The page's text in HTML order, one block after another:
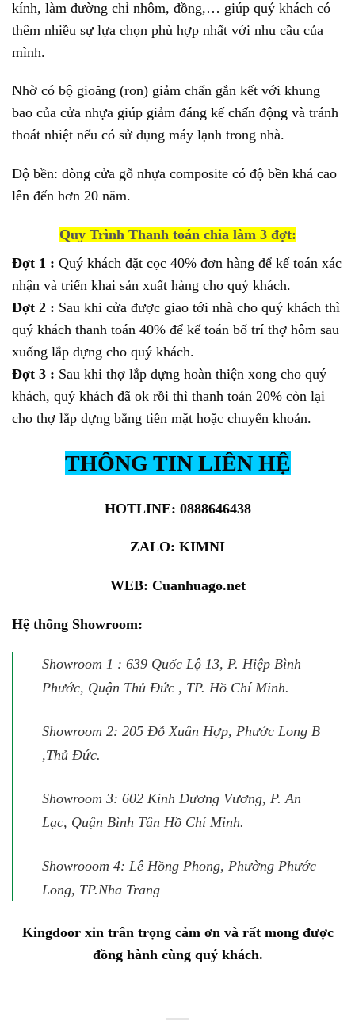
kính, làm đường chỉ nhôm, đồng,… giúp quý khách có
thêm nhiều sự lựa chọn phù hợp nhất với nhu cầu của
mình.
Nhờ có bộ gioăng (ron) giảm chấn gắn kết với khung
bao của cửa nhựa giúp giảm đáng kế chấn động và tránh
thoát nhiệt nếu có sử dụng máy lạnh trong nhà.
Độ bền: dòng cửa gỗ nhựa composite có độ bền khá cao
lên đến hơn 20 năm.
Quy Trình Thanh toán chia làm 3 đợt:
Đợt 1 : Quý khách đặt cọc 40% đơn hàng để kế toán xác
nhận và triển khai sản xuất hàng cho quý khách.
Đợt 2 : Sau khi cửa được giao tới nhà cho quý khách thì
quý khách thanh toán 40% để kế toán bố trí thợ hôm sau
xuống lắp dựng cho quý khách.
Đợt 3 : Sau khi thợ lắp dựng hoàn thiện xong cho quý
khách, quý khách đã ok rồi thì thanh toán 20% còn lại
cho thợ lắp dựng bằng tiền mặt hoặc chuyển khoản.
THÔNG TIN LIÊN HỆ
HOTLINE: 0888646438
ZALO: KIMNI
WEB: Cuanhuago.net
Hệ thống Showroom:
Showroom 1 : 639 Quốc Lộ 13, P. Hiệp Bình
Phước, Quận Thủ Đức , TP. Hồ Chí Minh.
Showroom 2: 205 Đỗ Xuân Hợp, Phước Long B
,Thủ Đức.
Showroom 3: 602 Kinh Dương Vương, P. An
Lạc, Quận Bình Tân Hồ Chí Minh.
Showrooom 4: Lê Hồng Phong, Phường Phước
Long, TP.Nha Trang
Kingdoor xin trân trọng cảm ơn và rất mong được
đồng hành cùng quý khách.